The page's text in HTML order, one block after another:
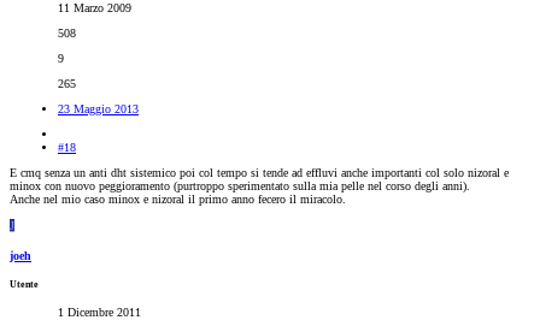
11 Marzo 2009
508
9
265
23 Maggio 2013
#18
E cmq senza un anti dht sistemico poi col tempo si tende ad effluvi anche importanti col solo nizoral e
minox con nuovo peggioramento (purtroppo sperimentato sulla mia pelle nel corso degli anni).
Anche nel mio caso minox e nizoral il primo anno fecero il miracolo.
J
joeh
Utente
1 Dicembre 2011